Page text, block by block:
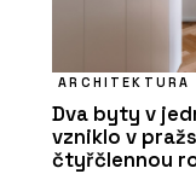
ARCHITEKTURA
Dva byty v
vzniklo v
čtyřčlennou